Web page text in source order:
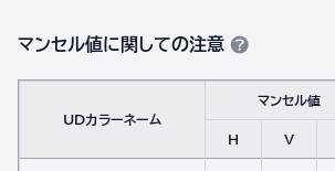
マンセル値に関しての注意
UDカラーネーム
マンセル値
H
V